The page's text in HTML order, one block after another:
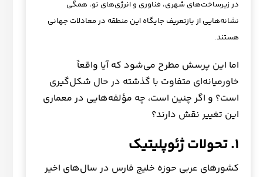
در زیرساخت‌های شهری، فناوری و انرژی‌های نو، همگی
نشانه‌هایی از بازتعریف جایگاه این منطقه در معادلات جهانی
هستند.
اما این پرسش مطرح می‌شود که آیا واقعاً
خاورمیانه‌ای متفاوت با گذشته در حال شکل‌گیری
است؟ و اگر چنین است، چه مؤلفه‌هایی در معماری
این تغییر نقش دارند؟
۱. تحولات ژئوپلیتیک
کشورهای عربی حوزه خلیج فارس در سال‌های اخیر